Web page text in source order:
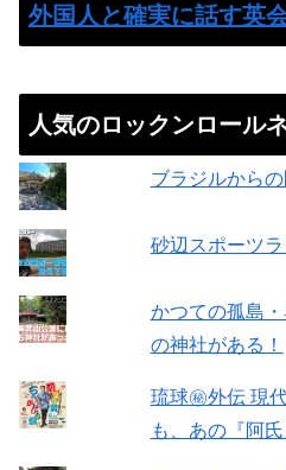
外国人と確実に話す英
人気のロックンロール
ブラジルから
砂辺スポーツ
かつての孤島
の神社がある！
琉球㊙︎外伝 現
も、あの『阿氏